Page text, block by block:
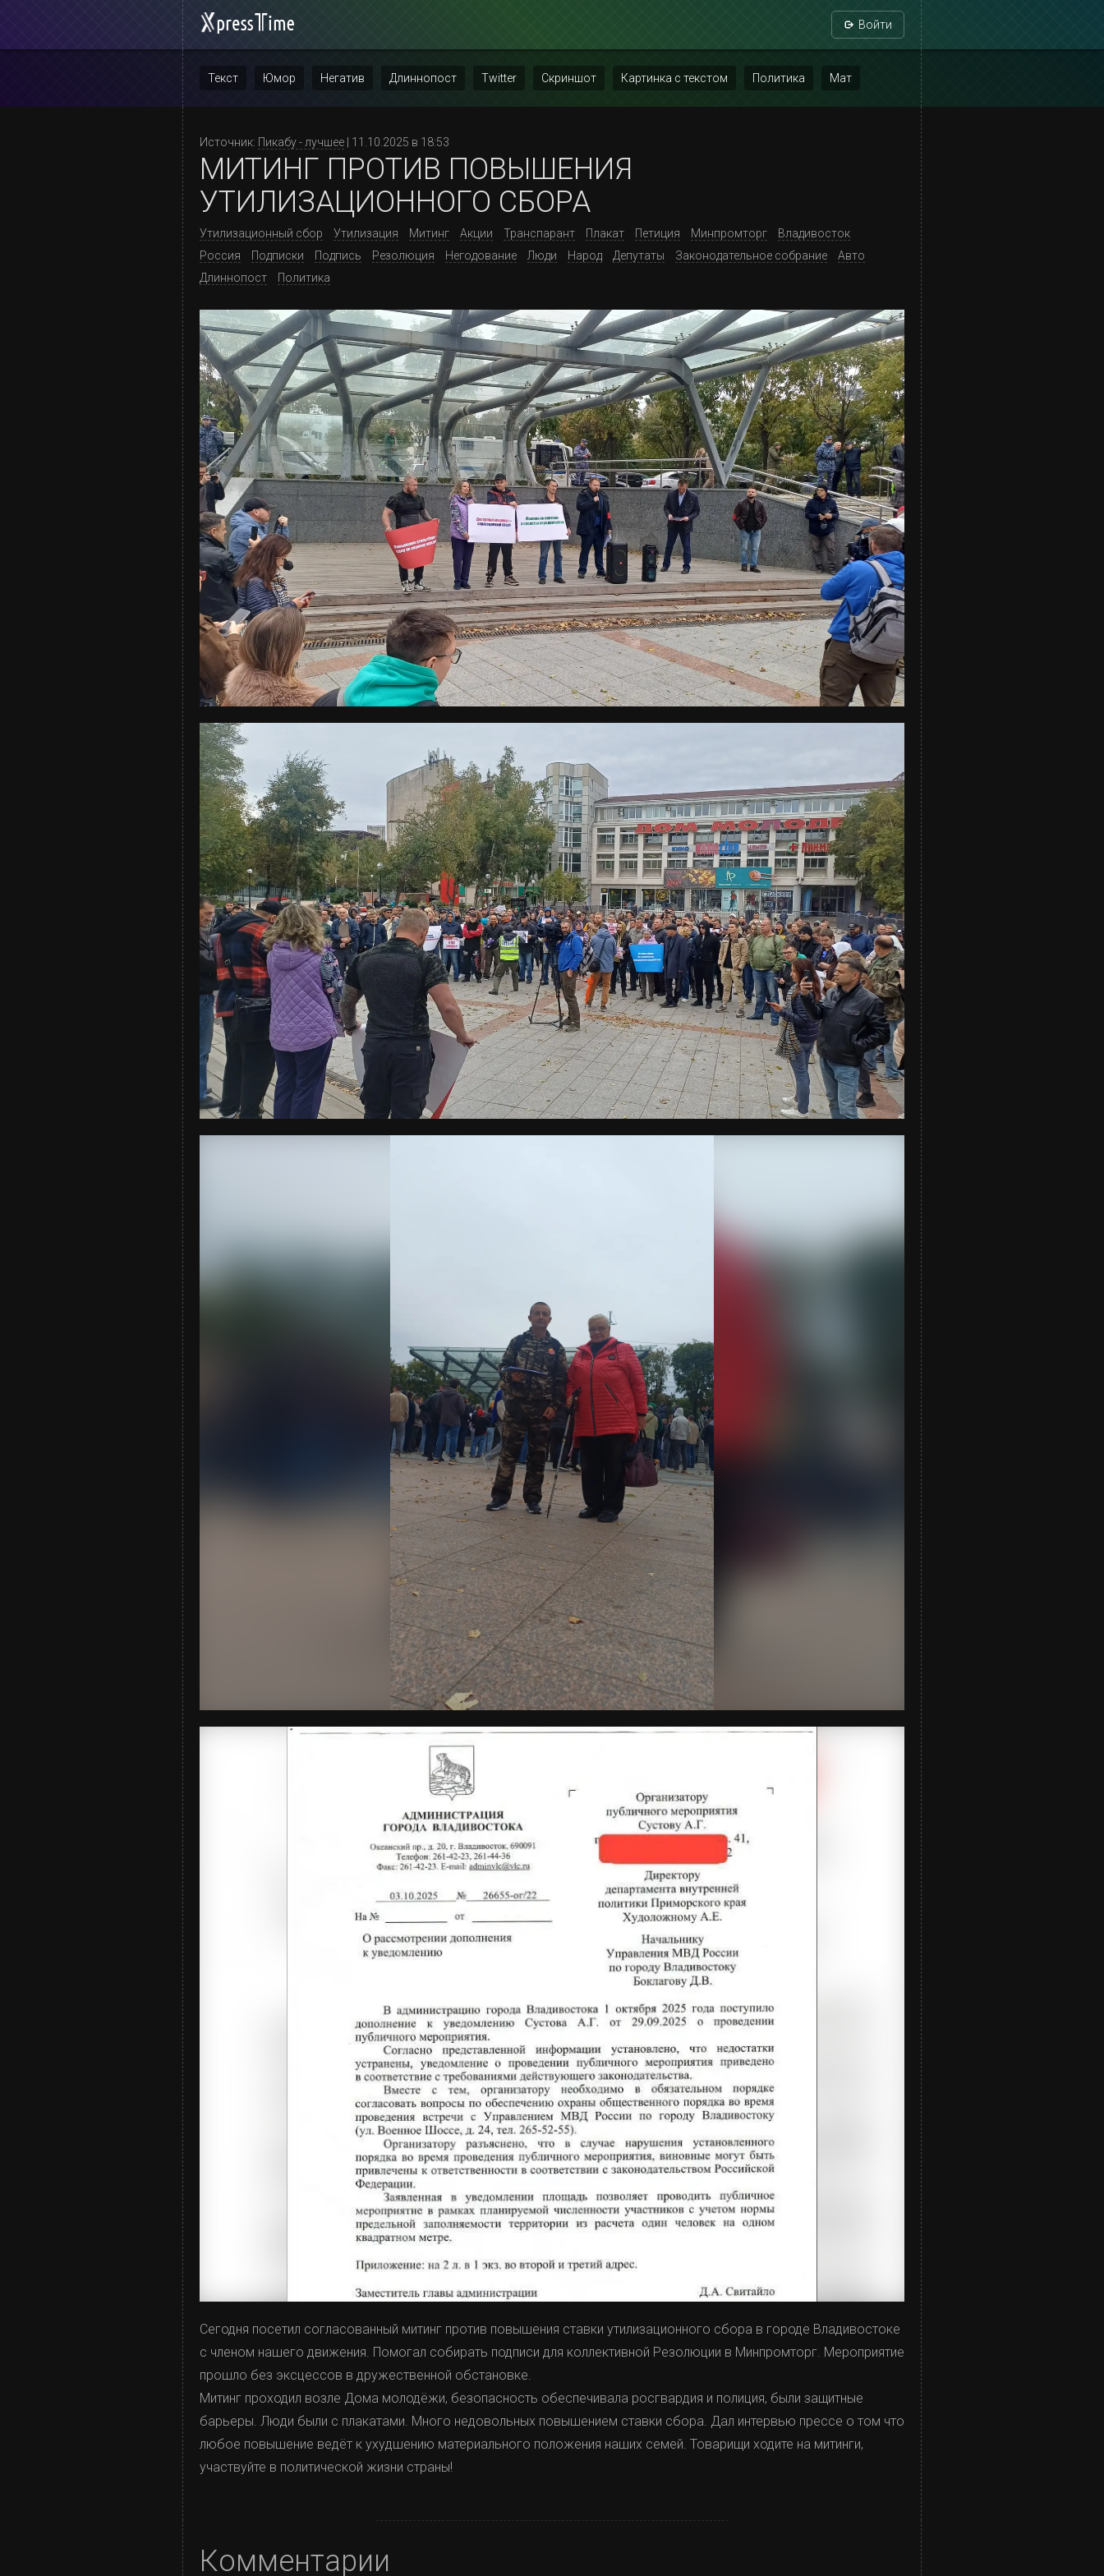
Войти
Текст Юмор Негатив Длиннопост Twitter Скриншот Картинка с текстом Политика Мат
Источник: Пикабу - лучшее | 11.10.2025 в 18:53
МИТИНГ ПРОТИВ ПОВЫШЕНИЯ
УТИЛИЗАЦИОННОГО СБОРА
Утилизационный сбор Утилизация Митинг Акции Транспарант Плакат Петиция Минпромторг
Владивосток
Россия
Подписки Подпись Резолюция Негодование Люди Народ Депутаты Законодательное собрание
Авто
Длиннопост
Политика
Сегодня посетил согласованный митинг против повышения ставки утилизационного сбора в городе Владивостоке
с членом нашего движения. Помогал собирать подписи для коллективной Резолюции в Минпромторг. Мероприятие
прошло без эксцессов в дружественной обстановке.
Митинг проходил возле Дома молодёжи, безопасность обеспечивала росгвардия и полиция, были защитные
барьеры. Люди были с плакатами. Много недовольных повышением ставки сбора. Дал интервью прессе о том что
любое повышение ведёт к ухудшению материального положения наших семей. Товарищи ходите на митинги,
участвуйте в политической жизни страны!
Комментарии